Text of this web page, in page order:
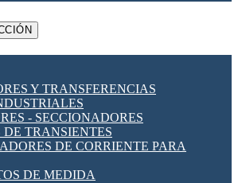
Y TRANSFERENCIAS
- SECCIONADORES
DE TRANSIENTES
DE CORRIENTE PARA
DE MEDIDA